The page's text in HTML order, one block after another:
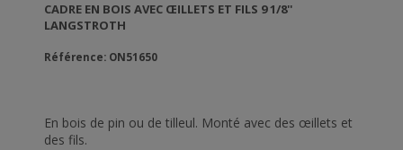
CADRE EN BOIS AVEC ŒILLETS ET FILS 9 1/8''
LANGSTROTH
Référence: ON51650
En bois de pin ou de tilleul. Monté avec des œillets et
des fils.